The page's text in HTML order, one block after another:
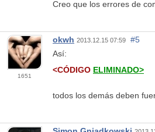
Creo que los errores de
1651
okwh 2013.12.15 07:59
#5
Así:
<CÓDIGO ELIMINADO>
todos los demás deben